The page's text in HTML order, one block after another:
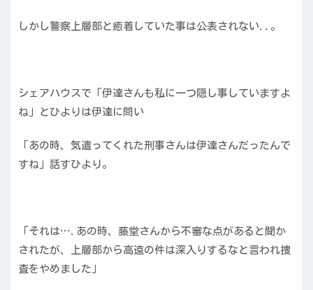
しかし警察上層部と癒着していた事は公表されない..。
シェアハウスで「伊達さんも私に一つ隠し事していますよ
ね」とひよりは伊達に問い
「あの時、気遣ってくれた刑事さんは伊達さんだったんで
すね」話すひより。
「それは….あの時、藤堂さんから不審な点があると聞か
されたが、上層部から高遠の件は深入りするなと言われ捜
査をやめました」